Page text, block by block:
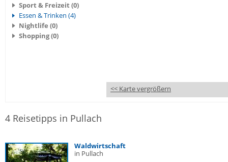
Sport & Freizeit (0)
Essen & Trinken (4)
Nightlife (0)
Shopping (0)
<< Karte vergrößern
4 Reisetipps in Pullach
Waldwirtschaft
in Pullach